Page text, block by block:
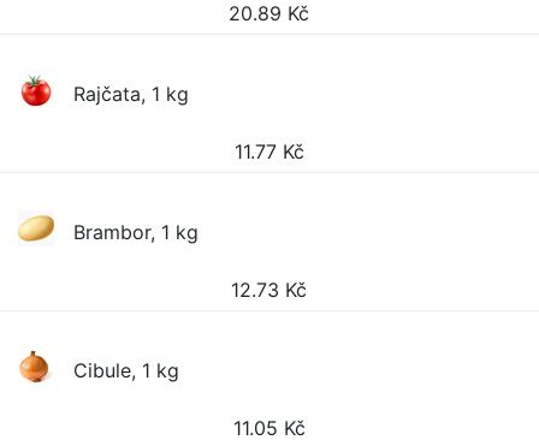
20.89 Kč
Rajčata, 1 kg
11.77 Kč
Brambor, 1 kg
12.73 Kč
Cibule, 1 kg
11.05 Kč